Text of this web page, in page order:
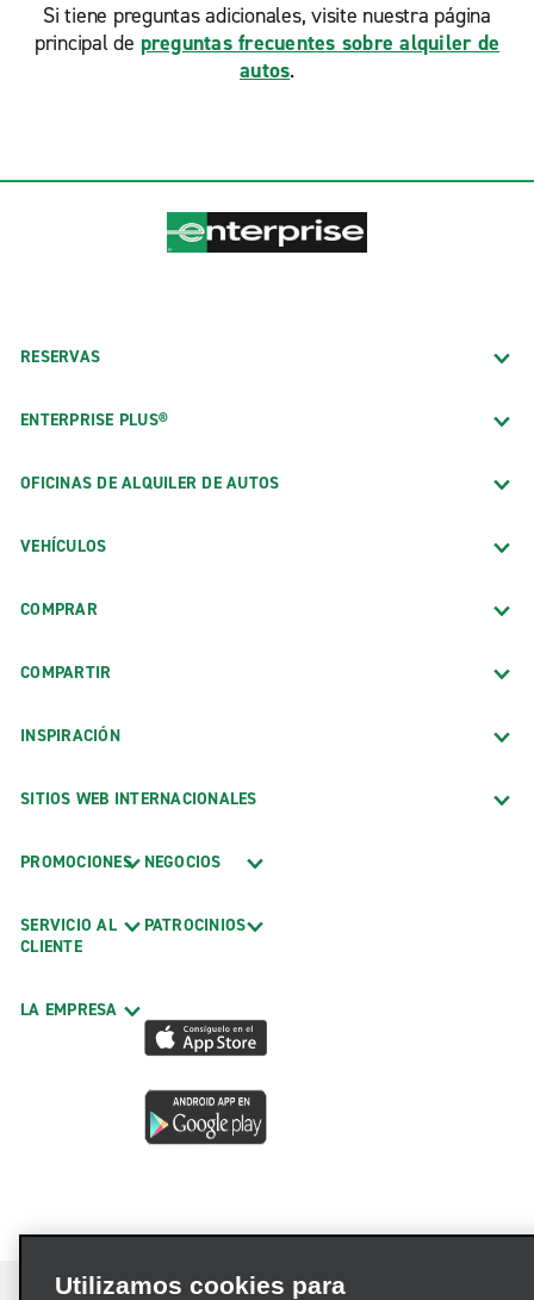
Si tiene preguntas adicionales, visite nuestra página
principal de preguntas frecuentes sobre alquiler de
autos.
RESERVAS
ENTERPRISE PLUS®
OFICINAS DE ALQUILER DE AUTOS
VEHÍCULOS
COMPRAR
COMPARTIR
INSPIRACIÓN
SITIOS WEB INTERNACIONALES
PROMOCIONES
SERVICIO AL
CLIENTE
LA EMPRESA
NEGOCIOS
PATROCINIOS
Utilizamos cookies para